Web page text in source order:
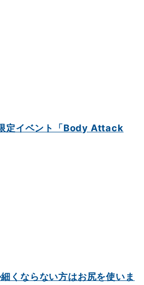
定イベント「Body Attack
くならない方はお尻を使いま